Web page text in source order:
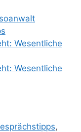
Wesentliche
Wesentliche
,